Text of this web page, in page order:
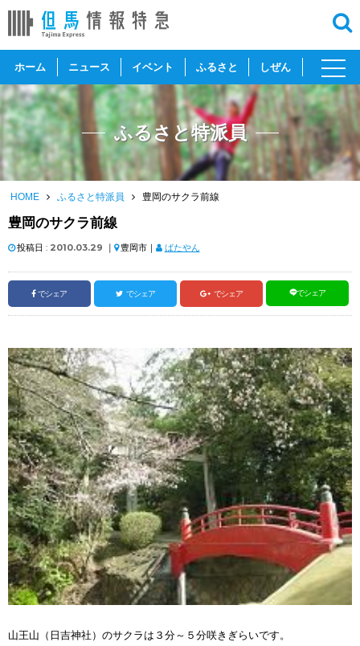
ホーム ニュース イベント ふるさと しぜん
toggle
ふるさと特派員
HOME ふるさと特派員 豊岡のサクラ前線
豊岡のサクラ前線
投稿日 : 2010.03.29 ｜ 豊岡市｜ ばたやん
でシェア でシェア でシェア でシェア
山王山（日吉神社）のサクラは３分～５分咲きぎらいです。